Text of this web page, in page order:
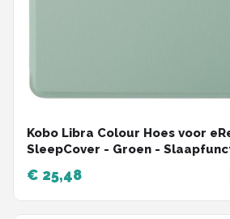
Kobo Libra Colour Hoes voor
SleepCover - Groen -
€ 25,48